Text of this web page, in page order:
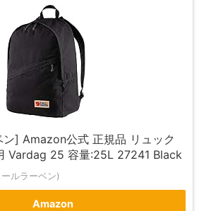
] Amazon公式 正規品 リュック
Vardag 25 容量:25L 27241 Black
ルラーベン)
Amazon